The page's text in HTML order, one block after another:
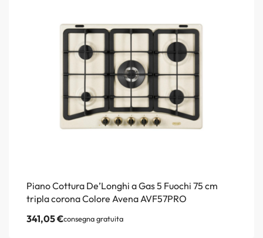
Piano Cottura De’Longhi a Gas 5 Fuochi 75 cm
tripla corona Colore Avena AVF57PRO
341,05€consegna gratuita